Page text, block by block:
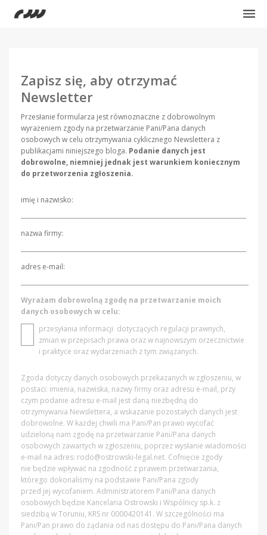
Zapisz się, aby otrzymać
Newsletter
Przesłanie formularza jest równoznaczne z dobrowolnym
wyrażeniem zgody na przetwarzanie Pani/Pana danych
osobowych w celu otrzymywania cyklicznego Newslettera z
publikacjami niniejszego bloga. Podanie danych jest
dobrowolne, niemniej jednak jest warunkiem koniecznym
do przetworzenia zgłoszenia.
imię i nazwisko:
nazwa firmy:
adres e-mail:
Wyrażam dobrowolną zgodę na przetwarzanie moich
danych osobowych w celu:
przesyłania informacji dotyczących regulacji prawnych,
zmian w przepisach prawa oraz w najnowszym orzecznictwie
i praktyce oraz wydarzeniach z tym związanych.
Zgoda dotyczy danych osobowych przekazanych w zgłoszeniu, w
postaci: imienia, nazwiska, nazwy firmy oraz adresu e-mail, przy
czym podanie adresu e-mail jest daną niezbędną do
otrzymywania Newslettera, a wskazanie pozostałych danych jest
dobrowolne. W każdej chwili ma Pani/Pan prawo wycofać
udzieloną nam zgodę na przetwarzanie Pani/Pana danych
osobowych zawartych w zgłoszeniu, poprzez wysłanie wiadomości
e-mail na adres: rodo@ostrowski-legal.net. Cofnięcie zgody
nie będzie wpływać na zgodność z prawem przetwarzania,
którego dokonaliśmy na podstawie Pani/Pana zgody
przed jej wycofaniem. Administratorem Pani/Pana danych
osobowych będzie Kancelaria Ostrowski i Wspólnicy sp.k. z
siedzibą w Toruniu, KRS nr 0000420141. W szczególności ma
Pani/Pan prawo do żądania od nas dostępu do Pani/Pana danych